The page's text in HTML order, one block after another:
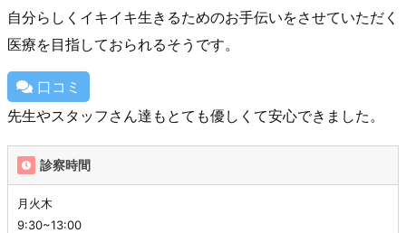
自分らしくイキイキ生きるためのお手伝いをさせていただく
医療を目指しておられるそうです。
口コミ
先生やスタッフさん達もとても優しくて安心できました。
診察時間
月火木
9:30~13:00